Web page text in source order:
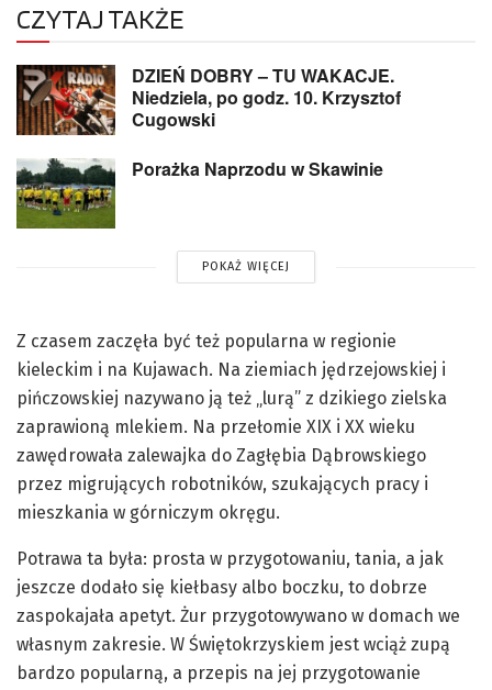
CZYTAJ TAKŻE
DZIEŃ DOBRY – TU WAKACJE.
Niedziela, po godz. 10. Krzysztof
Cugowski
Porażka Naprzodu w Skawinie
POKAŻ WIĘCEJ
Z czasem zaczęła być też popularna w regionie
kieleckim i na Kujawach. Na ziemiach jędrzejowskiej i
pińczowskiej nazywano ją też „lurą” z dzikiego zielska
zaprawioną mlekiem. Na przełomie XIX i XX wieku
zawędrowała zalewajka do Zagłębia Dąbrowskiego
przez migrujących robotników, szukających pracy i
mieszkania w górniczym okręgu.
Potrawa ta była: prosta w przygotowaniu, tania, a jak
jeszcze dodało się kiełbasy albo boczku, to dobrze
zaspokajała apetyt. Żur przygotowywano w domach we
własnym zakresie. W Świętokrzyskiem jest wciąż zupą
bardzo popularną, a przepis na jej przygotowanie